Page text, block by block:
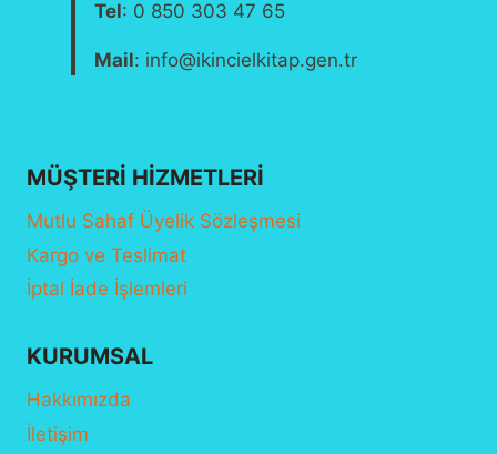
Tel: 0 850 303 47 65
Mail: info@ikincielkitap.gen.tr
MÜŞTERI HIZMETLERI
Mutlu Sahaf Üyelik Sözleşmesi
Kargo ve Teslimat
İptal İade İşlemleri
KURUMSAL
Hakkımızda
İletişim